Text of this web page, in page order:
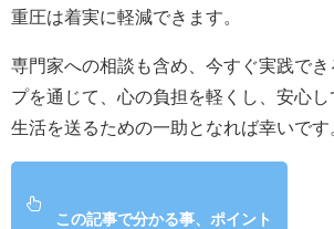
重圧は着実に軽減できます。
専門家への相談も含め、今すぐ実践でき
プを通じて、心の負担を軽くし、安心
生活を送るための一助となれば幸いです
この記事で分かる事、ポイント